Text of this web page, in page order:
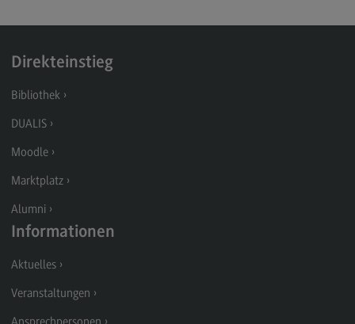
Informatik
Profil-O-Mat Informatik
Rahmenbedingungen
Modulangebot
Berufsperspektiven
Kontakt
Integrated Engineering
Integrated Engineering
Rahmenbedingungen
Direkteinstieg
Bibliothek
DUALIS
Moodle
Marktplatz
Alumni
Informationen
Aktuelles
Veranstaltungen